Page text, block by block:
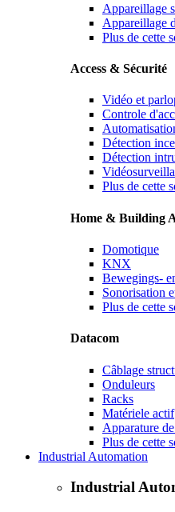
Appareillage
Appareillage
Plus de cette
Access & Sécurité
Vidéo et
Controle
Détection
Détection
Plus de cette
Home & Building
Domotique
KNX
Bewegings-
Sonorisation
Plus de cette
Datacom
Câblage
Onduleurs
Racks
Matériele actif
Apparature
Plus de cette
Industrial Automation
Industrial